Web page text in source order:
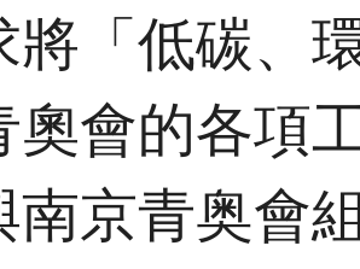
將「低碳、
奧會的各項
南京青奥會